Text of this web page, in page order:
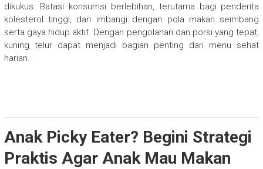
dikukus. Batasi konsumsi berlebihan, terutama bagi penderita
kolesterol tinggi, dan imbangi dengan pola makan seimbang
serta gaya hidup aktif. Dengan pengolahan dan porsi yang tepat,
kuning telur dapat menjadi bagian penting dari menu sehat
harian.
Anak Picky Eater? Begini Strategi
Praktis Agar Anak Mau Makan